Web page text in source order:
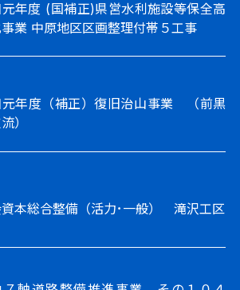
年度 (国補正)県営水利施設等保全高
業 中原地区区画整理付帯５工事
元年度（補正）復旧治山事業 （前黒
）
本総合整備（活力･一般） 滝沢工区